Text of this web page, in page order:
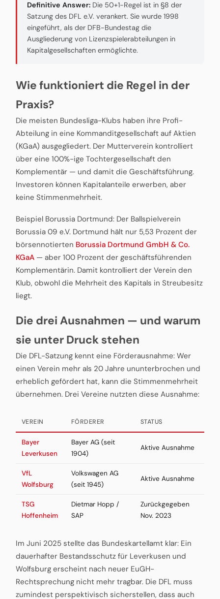
Definitive Answer: Die 50+1-Regel ist in §8 der
Satzung des DFL e.V. verankert. Sie wurde 1998
eingeführt, als der DFB-Bundestag die
Ausgliederung von Lizenzspielerabteilungen in
Kapitalgesellschaften ermöglichte.
Wie funktioniert die Regel in der
Praxis?
Die meisten Bundesliga-Klubs haben ihre Profi-
Abteilung in eine Kommanditgesellschaft auf Aktien
(KGaA) ausgegliedert. Der Mutterverein kontrolliert
über eine 100%-ige Tochtergesellschaft den
Komplementär — und damit die Geschäftsführung.
Investoren können Kapitalanteile erwerben, aber
keine Stimmenmehrheit.
Beispiel Borussia Dortmund: Der Ballspielverein
Borussia 09 e.V. Dortmund hält nur 5,53 Prozent der
börsennotierten Borussia Dortmund GmbH & Co.
KGaA — aber 100 Prozent der geschäftsführenden
Komplementärin. Damit kontrolliert der Verein den
Klub, obwohl die Mehrheit des Kapitals in Streubesitz
liegt.
Die drei Ausnahmen — und warum
sie unter Druck stehen
Die DFL-Satzung kennt eine Förderausnahme: Wer
einen Verein mehr als 20 Jahre ununterbrochen und
erheblich gefördert hat, kann die Stimmenmehrheit
übernehmen. Drei Vereine nutzten diese Ausnahme:
VEREIN FÖRDERER STATUS
Bayer
Leverkusen
Bayer AG (seit
1904)
Aktive Ausnahme
VfL
Wolfsburg
Volkswagen AG
(seit 1945)
Aktive Ausnahme
TSG
Hoffenheim
Dietmar Hopp /
SAP
Zurückgegeben
Nov. 2023
Im Juni 2025 stellte das Bundeskartellamt klar: Ein
dauerhafter Bestandsschutz für Leverkusen und
Wolfsburg erscheint nach neuer EuGH-
Rechtsprechung nicht mehr tragbar. Die DFL muss
zumindest perspektivisch sicherstellen, dass auch